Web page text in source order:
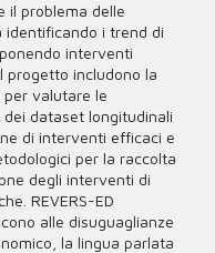
il problema delle
identificando i trend di
interventi
progetto includono la
per valutare le
dataset longitudinali
di interventi efficaci e
per la raccolta
degli interventi di
REVERS-ED
alle disuguaglianze
la lingua parlata